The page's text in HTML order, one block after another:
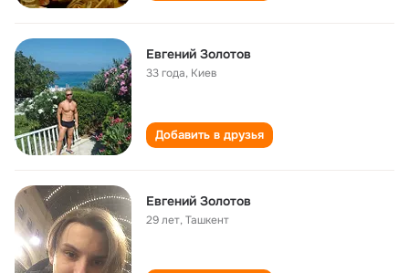
Евгений Золотов
33 года, Киев
Добавить в друзья
Евгений Золотов
29 лет,Ташкент